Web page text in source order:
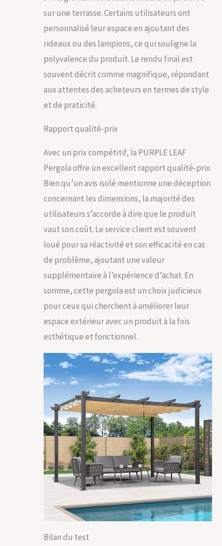
sur une terrasse. Certains utilisateurs ont
personnalisé leur espace en ajoutant des
rideaux ou des lampions, ce qui souligne la
polyvalence du produit. Le rendu final est
souvent décrit comme magnifique, répondant
aux attentes des acheteurs en termes de style
et de praticité.
Rapport qualité-prix
Avec un prix compétitif, la PURPLE LEAF
Pergola offre un excellent rapport qualité-prix.
Bien qu’un avis isolé mentionne une déception
concernant les dimensions, la majorité des
utilisateurs s’accorde à dire que le produit
vaut son coût. Le service client est souvent
loué pour sa réactivité et son efficacité en cas
de problème, ajoutant une valeur
supplémentaire à l’expérience d’achat. En
somme, cette pergola est un choix judicieux
pour ceux qui cherchent à améliorer leur
espace extérieur avec un produit à la fois
esthétique et fonctionnel.
Bilan du test